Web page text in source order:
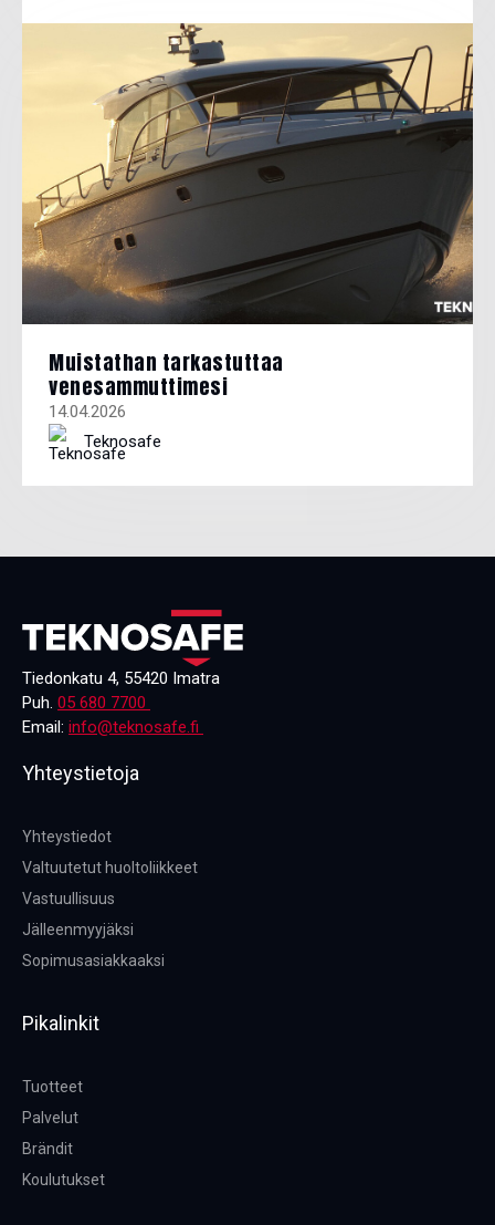
Muistathan tarkastuttaa
venesammuttimesi
14.04.2026
Teknosafe
Tiedonkatu 4, 55420 Imatra
Puh. 05 680 7700
Email: info@teknosafe.fi
Yhteystietoja
Yhteystiedot
Valtuutetut huoltoliikkeet
Vastuullisuus
Jälleenmyyjäksi
Sopimusasiakkaaksi
Pikalinkit
Tuotteet
Palvelut
Brändit
Koulutukset